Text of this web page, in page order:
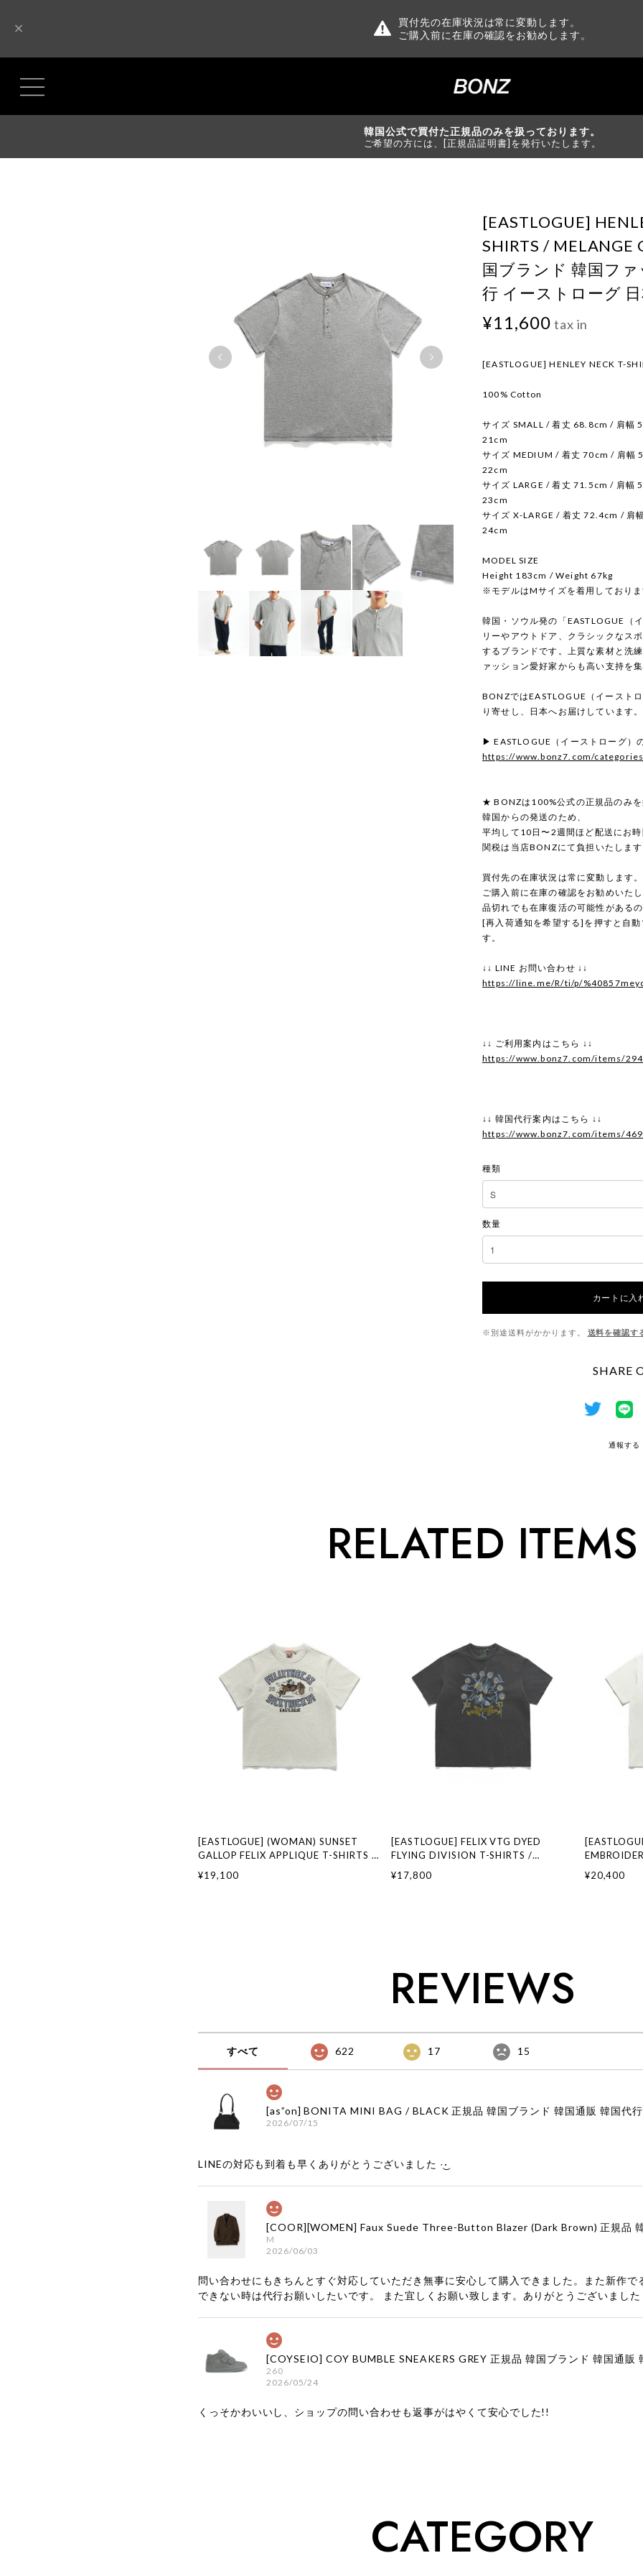
買付先の在庫状況は常に変動します。
ご購入前に在庫の確認をお勧めします。
韓国公式で買付た正規品のみを扱っております。
ご希望の方には、[正規品証明書]を発行いたします。
[EASTLOGUE]
SHIRTS / MELANGE
国ブランド 韓国フ
行 イーストローグ
¥11,600 tax in
[EASTLOGUE] HENLEY NECK T-
100% Cotton
サイズ SMALL / 着丈 68.8cm / 肩幅
21cm
サイズ MEDIUM / 着丈 70cm / 肩幅
22cm
サイズ LARGE / 着丈 71.5cm / 肩幅
23cm
サイズ X-LARGE / 着丈 72.4cm / 肩
24cm
MODEL SIZE
Height 183cm / Weight 67kg
※モデルはMサイズを着用しておりま
韓国・ソウル発の「EASTLOGUE（
リーやアウトドア、クラシックなス
するブランドです。上質な素材と洗
ァッション愛好家からも高い支持を集
BONZではEASTLOGUE（イースト
り寄せし、日本へお届けしています。
▶ EASTLOGUE（イーストローグ）
https://www.bonz7.com/
★ BONZは100%公式の正規品のみを
韓国からの発送のため、
平均して10日〜2週間ほど配送にお時
関税は当店BONZにて負担いたします
買付先の在庫状況は常に変動します。
ご購入前に在庫の確認をお勧めいたし
品切れでも在庫復活の可能性がある
[再入荷通知を希望する]を押すと自動
す。
↓↓ LINE お問い合わせ ↓↓
https://line.me/R/ti/p/
↓↓ ご利用案内はこちら ↓↓
https://www.bonz7.com/items/
↓↓ 韓国代行案内はこちら ↓↓
https://www.bonz7.com/items/
種類
数量
カートに入
※別途送料がかかります。 送料を確認す
SHARE
通報する
RELATED ITEMS
[EASTLOGUE] (WOMAN) SUNSET
GALLOP FELIX APPLIQUE T-SHIRTS /
ァッション 韓国代行 イーストローグ 日
¥19,100
[EASTLOGUE] FELIX VTG DYED
FLYING DIVISION T-SHIRTS /
ンド 韓国ファッション 韓国代行 イース
¥17,800
ッション 韓
¥20,400
REVIEWS
すべて 622 17 15
2026/07/15
LINEの対応も到着も早くありがとうございました‪ ·͜·
M
2026/06/03
問い合わせにもきちんとすぐ対応していただき無事に安心して購入できました。また新作で
できない時は代行お願いしたいです。 また宜しくお願い致します。ありがとうございました
260
2026/05/24
くっそかわいいし、ショップの問い合わせも返事がはやくて安心でした!!
CATEGORY